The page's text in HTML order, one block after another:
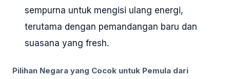
sempurna untuk mengisi ulang energi,
terutama dengan pemandangan baru dan
suasana yang fresh.
Pilihan Negara yang Cocok untuk Pemula dari